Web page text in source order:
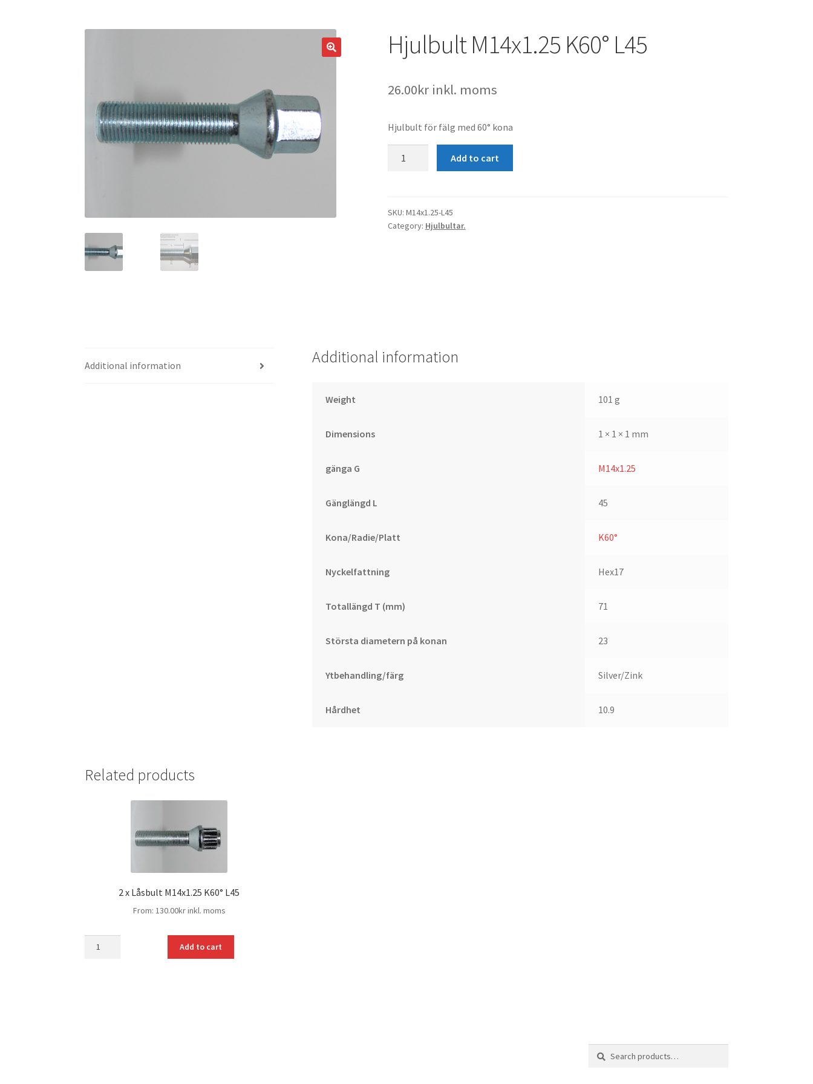
Hjulbult M14x1.25 K60° L45
26.00krinkl. moms
Hjulbult för fälg med 60° kona
quantity
Add to cart
SKU: M14x1.25-L45
Category: Hjulbultar.
Additional information Additional information
Weight 101 g
Dimensions 1 × 1 × 1 mm
gänga G M14x1.25
Gänglängd L 45
Kona/Radie/Platt K60°
Nyckelfattning Hex17
Totallängd T (mm) 71
Största diametern på konan 23
Ytbehandling/färg Silver/Zink
Hårdhet 10.9
Related products
2 x Låsbult M14x1.25 K60° L45
From: 130.00krinkl. moms
Add to cart
Search
Search